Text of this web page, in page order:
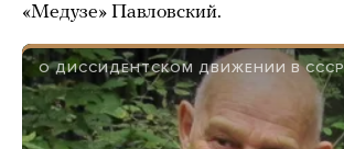
«Медузе» Павловский.
О ДИССИДЕНТСКОМ ДВИЖЕНИИ В СССР